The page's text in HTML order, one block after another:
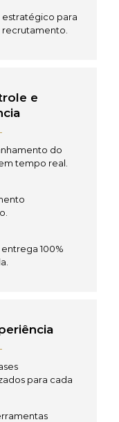
para
e
do
tempo real.
100%
para cada